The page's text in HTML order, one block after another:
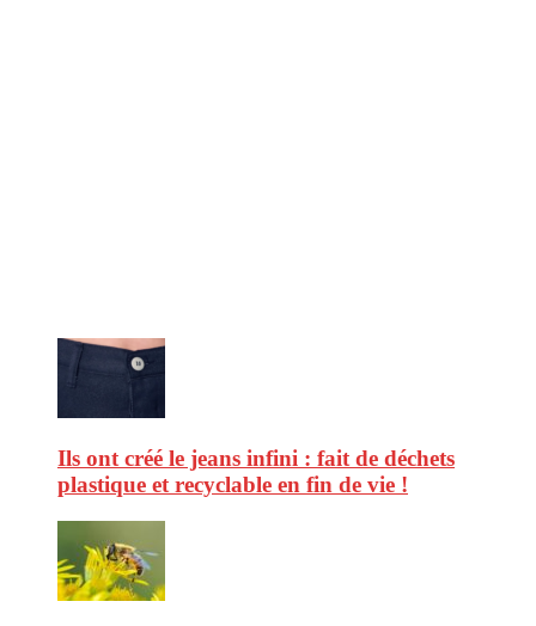
Ils ont créé le jeans infini : fait de déchets
plastique et recyclable en fin de vie !